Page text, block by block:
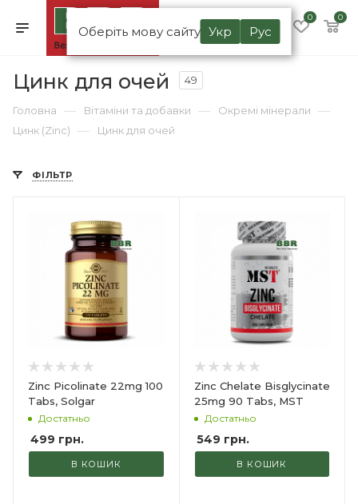
Оберіть мову сайту Укр Рус
0 0
Цинк для очей 49
Головна — Вітаміни та добавки — Окремі мінерали —
Цинк (Zinc) — Цинк для очей
ФІЛЬТР
Zinc Picolinate 22mg 100
Tabs, Solgar
Достатньо
499 грн.
В КОШИК
Zinc Chelate Bisglycinate
25mg 90 Tabs, MST
Достатньо
549 грн.
В КОШИК